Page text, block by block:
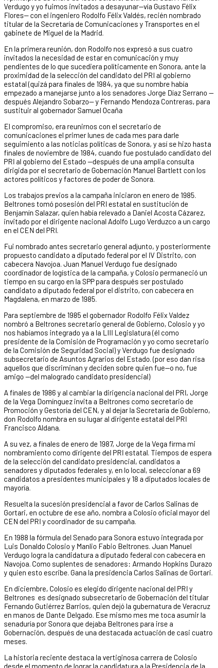
Verdugo y yo fuimos invitados a desayunar—vía Gustavo Félix
Flores— con el ingeniero Rodolfo Félix Valdés, recién nombrado
titular de la Secretaría de Comunicaciones y Transportes en el
gabinete de Miguel de la Madrid.
En la primera reunión, don Rodolfo nos expresó a sus cuatro
invitados la necesidad de estar en comunicación y muy
pendientes de lo que sucediera políticamente en Sonora, ante la
proximidad de la selección del candidato del PRI al gobierno
estatal (quizá para finales de 1984, ya que su nombre había
empezado a manejarse junto a los senadores Jorge Díaz Serrano —
después Alejandro Sobarzo— y Fernando Mendoza Contreras, para
sustituir al gobernador Samuel Ocaña
El compromiso, era reunirnos con el secretario de
comunicaciones el primer lunes de cada mes para darle
seguimiento a las noticias políticas de Sonora, y así se hizo hasta
finales de noviembre de 1984, cuando fue postulado candidato del
PRI al gobierno del Estado —después de una amplia consulta
dirigida por el secretario de Gobernación Manuel Bartlett con los
actores políticos y factores de poder de Sonora.
Los trabajos previos a la campaña iniciaron en enero de 1985.
Beltrones tomó posesión del PRI estatal en sustitución de
Benjamín Salazar, quien había relevado a Daniel Acosta Cázarez,
invitado por el dirigente nacional Adolfo Lugo Verduzco a un cargo
en el CEN del PRI.
Fui nombrado antes secretario general adjunto, y posteriormente
propuesto candidato a diputado federal por el IV Distrito, con
cabecera Navojoa. Juan Manuel Verdugo fue designado
coordinador de logística de la campaña, y Colosio permaneció un
tiempo en su cargo en la SPP para después ser postulado
candidato a diputado federal por el distrito, con cabecera en
Magdalena, en marzo de 1985.
Para septiembre de 1985 el gobernador Rodolfo Félix Valdez
nombró a Beltrones secretario general de Gobierno, Colosio y yo
nos habíamos integrado ya a la LIII Legislatura (él como
presidente de la Comisión de Programación y yo como secretario
de la Comisión de Seguridad Social) y Verdugo fue designado
subsecretario de Asuntos Agrarios del Estado. (por eso dan risa
aquellos que discriminan y deciden sobre quien fue—o no, fue
amigo —del malogrado candidato presidencial)
A finales de 1986 y al cambiar la dirigencia nacional del PRI, Jorge
de la Vega Domínguez invita a Beltrones como secretario de
Promoción y Gestoría del CEN, y al dejar la Secretaría de Gobierno,
don Rodolfo nombra en su lugar al dirigente estatal del PRI
Francisco Aldana.
A su vez, a finales de enero de 1987, Jorge de la Vega firma mi
nombramiento como dirigente del PRI estatal. Tiempos de espera
de la selección del candidato presidencial, candidatos a
senadores y diputados federales y, en lo local, seleccionar a 69
candidatos a presidentes municipales y 18 a diputados locales de
mayoría.
Resuelta la sucesión presidencial a favor de Carlos Salinas de
Gortari, en octubre de ese año, nombra a Colosio oficial mayor del
CEN del PRI y coordinador de su campaña.
En 1988 la fórmula del Senado para Sonora estuvo integrada por
Luis Donaldo Colosio y Manlio Fabio Beltrones. Juan Manuel
Verdugo logra la candidatura a diputado federal con cabecera en
Navojoa. Como suplentes de senadores: Armando Hopkins Durazo
y quien esto escribe. Gana la presidencia Carlos Salinas de Gortari.
En diciembre, Colosio es elegido dirigente nacional del PRI y
Beltrones es designado subsecretario de Gobernación del titular
Fernando Gutiérrez Barrios, quien dejó la gubernatura de Veracruz
en manos de Dante Delgado. Ese mismo mes me toca asumir la
senaduría por Sonora que dejaba Beltrones para irse a
Gobernación, después de una destacada actuación de casi cuatro
meses.
La historia reciente destaca la vertiginosa carrera de Colosio
desde el momento de lograr la candidatura a la Presidencia de la